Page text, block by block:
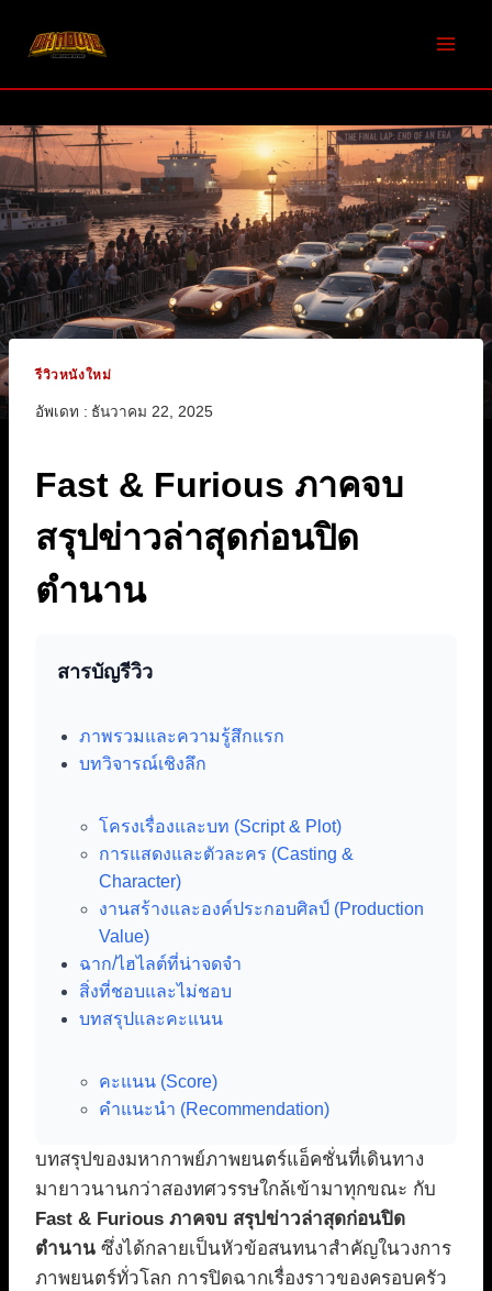
รีวิวหนังใหม่
อัพเดท : ธันวาคม 22, 2025
Fast & Furious ภาคจบ
สรุปข่าวล่าสุดก่อนปิด
ตำนาน
สารบัญรีวิว
ภาพรวมและความรู้สึกแรก
บทวิจารณ์เชิงลึก
โครงเรื่องและบท (Script & Plot)
การแสดงและตัวละคร (Casting &
Character)
งานสร้างและองค์ประกอบศิลป์ (Production
Value)
ฉาก/ไฮไลต์ที่น่าจดจำ
สิ่งที่ชอบและไม่ชอบ
บทสรุปและคะแนน
คะแนน (Score)
คำแนะนำ (Recommendation)
บทสรุปของมหากาพย์ภาพยนตร์แอ็คชั่นที่เดินทาง
มายาวนานกว่าสองทศวรรษใกล้เข้ามาทุกขณะ กับ
Fast & Furious ภาคจบ สรุปข่าวล่าสุดก่อนปิด
ตำนาน ซึ่งได้กลายเป็นหัวข้อสนทนาสำคัญในวงการ
ภาพยนตร์ทั่วโลก การปิดฉากเรื่องราวของครอบครัว